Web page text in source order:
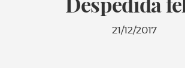
21/12/2017